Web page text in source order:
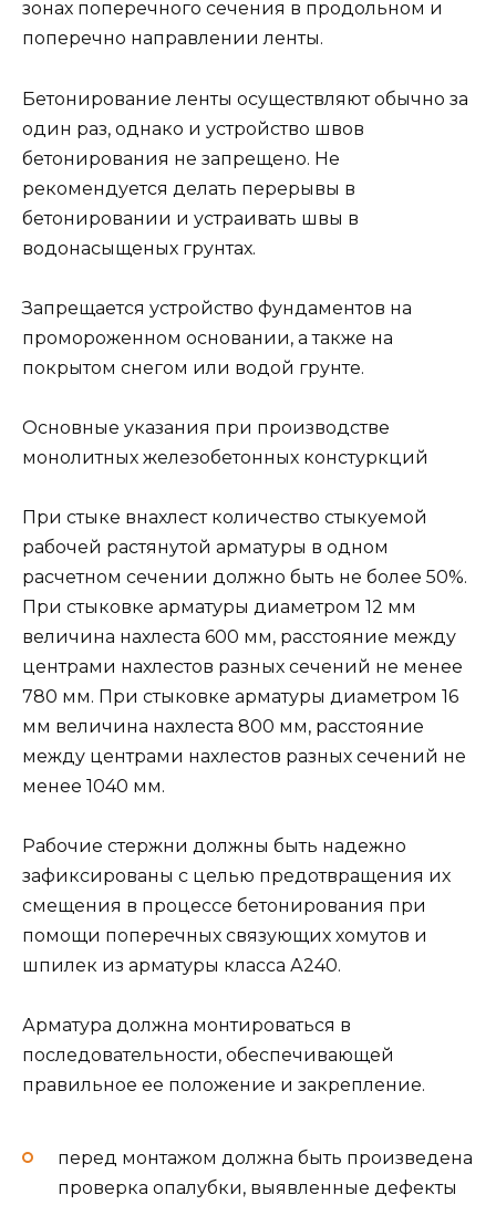
зонах поперечного сечения в продольном и
поперечно направлении ленты.
Бетонирование ленты осуществляют обычно за
один раз, однако и устройство швов
бетонирования не запрещено. Не
рекомендуется делать перерывы в
бетонировании и устраивать швы в
водонасыщеных грунтах.
Запрещается устройство фундаментов на
промороженном основании, а также на
покрытом снегом или водой грунте.
Основные указания при производстве
монолитных железобетонных констуркций
При стыке внахлест количество стыкуемой
рабочей растянутой арматуры в одном
расчетном сечении должно быть не более 50%.
При стыковке арматуры диаметром 12 мм
величина нахлеста 600 мм, расстояние между
центрами нахлестов разных сечений не менее
780 мм. При стыковке арматуры диаметром 16
мм величина нахлеста 800 мм, расстояние
между центрами нахлестов разных сечений не
менее 1040 мм.
Рабочие стержни должны быть надежно
зафиксированы с целью предотвращения их
смещения в процессе бетонирования при
помощи поперечных связующих хомутов и
шпилек из арматуры класса А240.
Арматура должна монтироваться в
последовательности, обеспечивающей
правильное ее положение и закрепление.
перед монтажом должна быть произведена
проверка опалубки, выявленные дефекты